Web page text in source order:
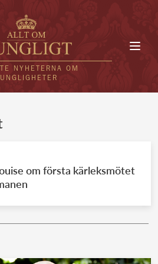
NYHETERNA OM
KUNGAHUS
kungahuset
om första kärleksmötet